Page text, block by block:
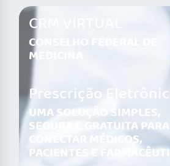
CRM VIRTUAL
CONSELHO FEDERAL DE
MEDICINA
Prescrição
UMA SOLUÇÃO SIMPLES,
SEGURA E GRATUITA PARA
CONECTAR MÉDICOS,
PACIENTES E